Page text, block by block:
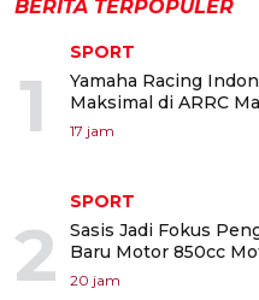
BERITA TERPOPULER
1
SPORT
Yamaha Racing
Maksimal di ARRC
17 jam
2
SPORT
Sasis Jadi Fokus
Baru Motor 850cc
20 jam